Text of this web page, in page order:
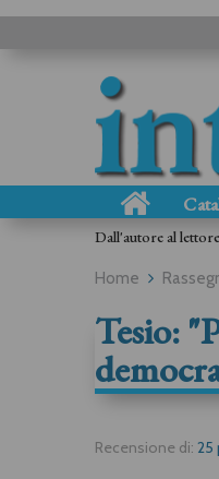
Dall'autore al
Home
Tesio:
Recensione di: 25